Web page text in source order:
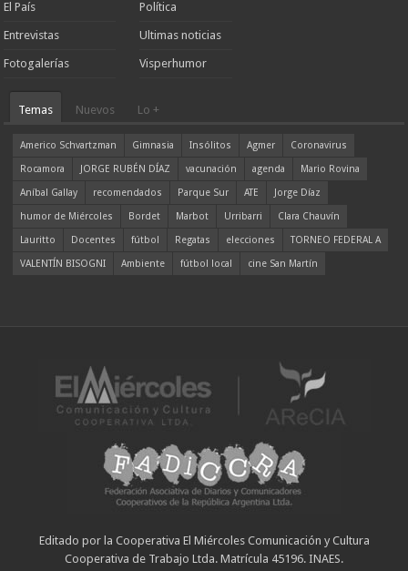
El País
Entrevistas
Fotogalerías
Política
Ultimas noticias
Visperhumor
Temas Nuevos Lo +
Americo Schvartzman Gimnasia Insólitos Agmer
Coronavirus
Rocamora
JORGE RUBÉN DÍAZ vacunación agenda
Mario Rovina
Aníbal Gallay
recomendados Parque Sur ATE
Jorge Díaz
humor de Miércoles
Bordet Marbot Urribarri
Clara Chauvín
Lauritto
Docentes fútbol Regatas elecciones
TORNEO FEDERAL A
VALENTÍN BISOGNI
Ambiente fútbol local cine San Martín
Editado por la Cooperativa El Miércoles Comunicación y Cultura
Cooperativa de Trabajo Ltda. Matrícula 45196. INAES.